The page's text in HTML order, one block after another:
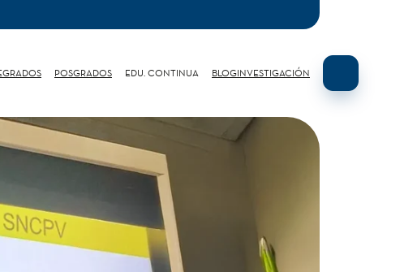
POSGRADOS EDU. CONTINUA BLOGINVESTIGACIÓN